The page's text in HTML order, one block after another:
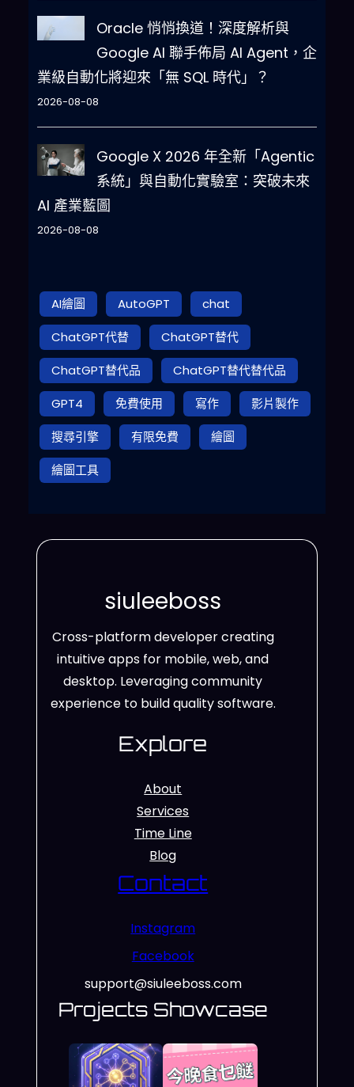
Oracle 悄悄換道！深度解析與
Google AI 聯手佈局 AI Agent，企
業級自動化將迎來「無 SQL 時代」？
2026-08-08
Google X 2026 年全新「Agentic
系統」與自動化實驗室：突破未來
AI 產業藍圖
2026-08-08
AI繪圖 AutoGPT
chat
ChatGPT代替
ChatGPT替代
ChatGPT替代品
ChatGPT替代替代品
GPT4
免費使用 寫作
影片製作
搜尋引擎
有限免費
繪圖
繪圖工具
siuleeboss
Cross-platform developer creating
intuitive apps for mobile, web, and
desktop. Leveraging community
experience to build quality software.
Explore
About
Services
Time Line
Blog
Contact
Instagram
Facebook
support@siuleeboss.com
Projects Showcase